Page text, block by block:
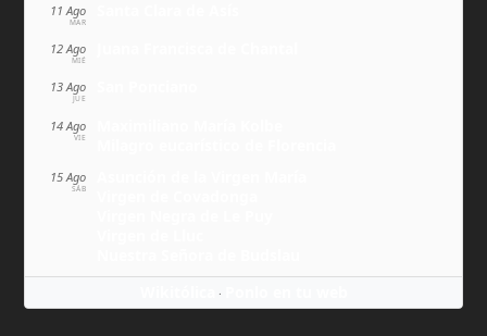
11 Ago
MAR
12 Ago
MIÉ
13 Ago
JUE
14 Ago
VIE
15 Ago
SÁB
·